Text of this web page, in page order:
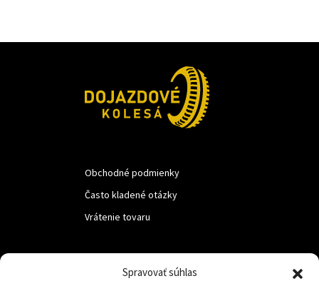
Spravovať súhlas
Obchodné podmienky
Často kladené otázky
Vrátenie tovaru